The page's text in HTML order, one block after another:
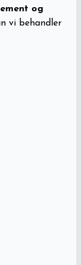
og
vi behandler